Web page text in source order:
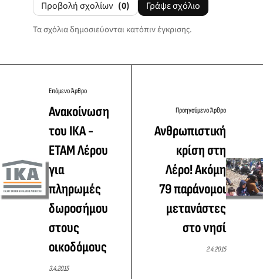
Προβολή σχολίων (0) Γράψε σχόλιο
Τα σχόλια δημοσιεύονται κατόπιν έγκρισης.
Επόμενο Άρθρο
Ανακοίνωση
του ΙΚΑ -
ΕΤΑΜ Λέρου
για
πληρωμές
δωροσήμου
στους
οικοδόμους
3.4.2015
Προηγούμενο Άρθρο
Ανθρωπιστική
κρίση στη
Λέρο! Ακόμη
79 παράνομοι
μετανάστες
στο νησί
2.4.2015